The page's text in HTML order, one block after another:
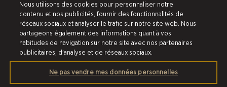
Ventes Passées
Préférences de Cookies
Politique de remboursement
©2026 Scalefast Inc. (faisant affaire sous le nom de ESW). Tous droits
aux États-Unis et dans les autres pays. Scalefast Inc. (faisant affaire sous le
nom de ESW) est le revendeur et marchand agréé pour les produits et
Nous utilisons des cookies pour personnaliser notre
contenu et nos publicités, fournir des fonctionnalités de
réseaux sociaux et analyser le trafic sur notre site web. Nous
partageons également des informations quant à vos
habitudes de navigation sur notre site avec nos partenaires
publicitaires, d'analyse et de réseaux sociaux.
Ne pas vendre mes données personnelles